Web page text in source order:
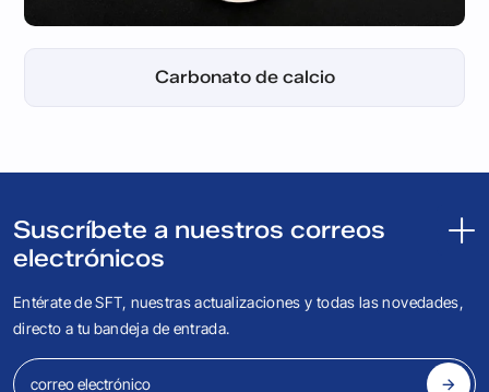
6PPD(4020)
Negro de humo de acetileno
Hidróxido de aluminio
Carbonato de calcio
Negro de humo
CBS（CZ）
DBD(SS)
DOTG
DPG (D)
DTDC(CLD)
DTDM
DTPD(3100)
Suscríbete a nuestros correos
electrónicos
Entérate de SFT, nuestras actualizaciones y todas las novedades,
directo a tu bandeja de entrada.